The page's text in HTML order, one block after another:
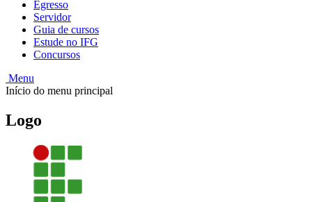
Egresso
Servidor
Guia de cursos
Estude no IFG
Concursos
Menu
Início do menu principal
Logo